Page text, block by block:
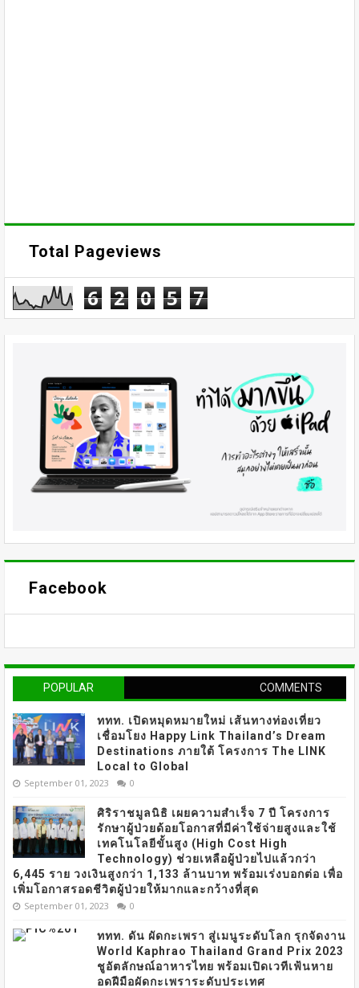
Total Pageviews
6 2 0 5 7
Facebook
POPULAR COMMENTS
ททท. เปิดหมุดหมายใหม่ เส้นทางท่องเที่ยว
เชื่อมโยง Happy Link Thailand’s Dream
Destinations ภายใต้ โครงการ The LINK
Local to Global
September 01, 2023 0
ศิริราชมูลนิธิ เผยความสำเร็จ 7 ปี โครงการ
รักษาผู้ป่วยด้อยโอกาสที่มีค่าใช้จ่ายสูงและใช้
เทคโนโลยีขั้นสูง (High Cost High
Technology) ช่วยเหลือผู้ป่วยไปแล้วกว่า
6,445 ราย วงเงินสูงกว่า 1,133 ล้านบาท พร้อมเร่งบอกต่อ เพื่อ
เพิ่มโอกาสรอดชีวิตผู้ป่วยให้มากและกว้างที่สุด
September 01, 2023 0
ททท. ดัน ผัดกะเพรา สู่เมนูระดับโลก รุกจัดงาน
World Kaphrao Thailand Grand Prix 2023
ชูอัตลักษณ์อาหารไทย พร้อมเปิดเวทีเฟ้นหาย
อดฝีมือผัดกะเพราระดับประเทศ